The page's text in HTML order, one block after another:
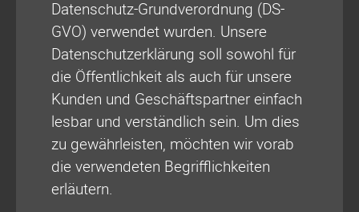
Datenschutz-Grundverordnung (DS-
GVO) verwendet wurden. Unsere
Datenschutzerklärung soll sowohl für
die Öffentlichkeit als auch für unsere
Kunden und Geschäftspartner einfach
lesbar und verständlich sein. Um dies
zu gewährleisten, möchten wir vorab
die verwendeten Begrifflichkeiten
erläutern.